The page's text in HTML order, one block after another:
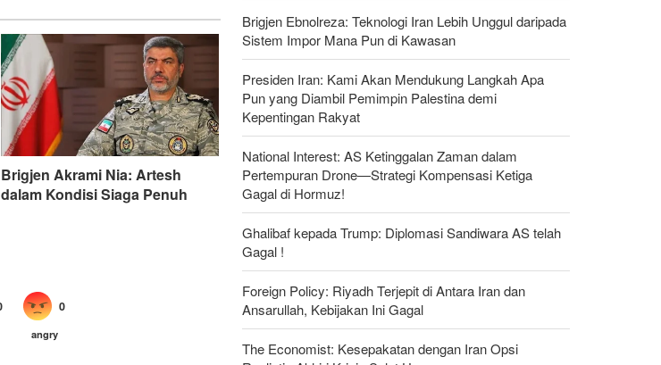
Brigjen Akrami Nia: Artesh
dalam Kondisi Siaga Penuh
Brigjen Ebnolreza: Teknologi Iran Lebih Unggul daripada
Sistem Impor Mana Pun di Kawasan
Presiden Iran: Kami Akan Mendukung Langkah Apa
Pun yang Diambil Pemimpin Palestina demi
Kepentingan Rakyat
National Interest: AS Ketinggalan Zaman dalam
Pertempuran Drone—Strategi Kompensasi Ketiga
Gagal di Hormuz!
Ghalibaf kepada Trump: Diplomasi Sandiwara AS telah
Gagal !
Foreign Policy: Riyadh Terjepit di Antara Iran dan
Ansarullah, Kebijakan Ini Gagal
The Economist: Kesepakatan dengan Iran Opsi